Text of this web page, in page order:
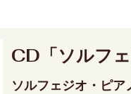
CD「ソルフ
ソルフェジオ・ピ